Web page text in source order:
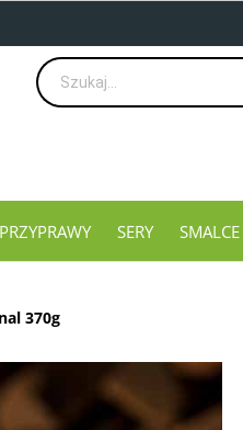
PRZYPRAWY SERY SMALCE
370g